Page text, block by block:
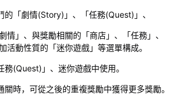
的「劇情(Story)」、「任務(Quest)」、
情」、與獎勵相關的「商店」、「任務」、
活動性質的「迷你遊戲」等選單構成。
(Quest)」、迷你遊戲中使用。
時，可從之後的重複獎勵中獲得更多獎勵。